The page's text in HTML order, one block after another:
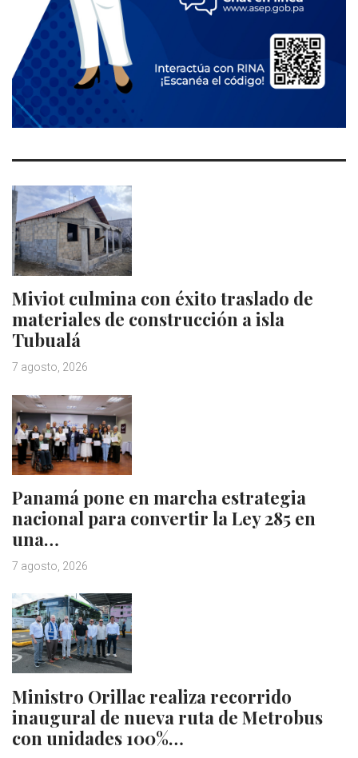
Miviot culmina con éxito traslado de
materiales de construcción a isla
Tubualá
7 agosto, 2026
Panamá pone en marcha estrategia
nacional para convertir la Ley 285 en
una…
7 agosto, 2026
Ministro Orillac realiza recorrido
inaugural de nueva ruta de Metrobus
con unidades 100%…